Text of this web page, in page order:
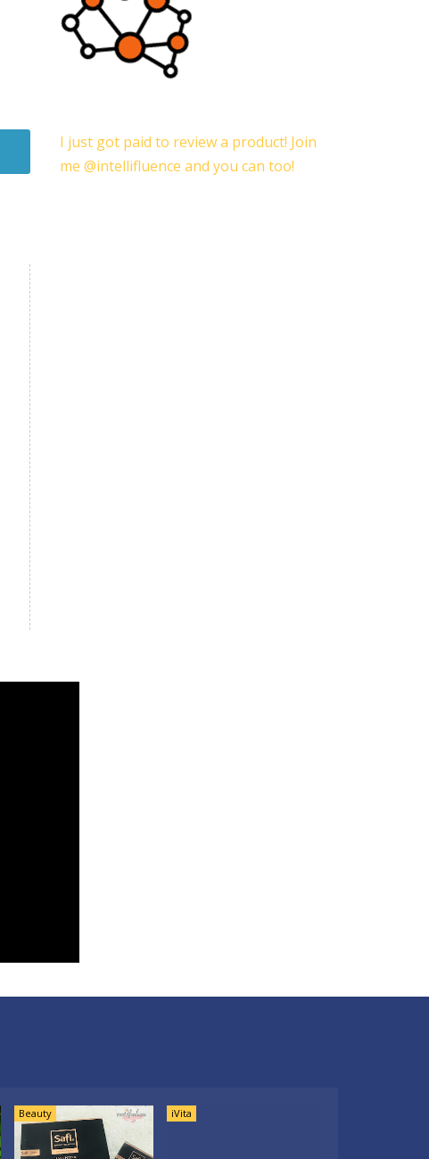
I just got paid to review a product! Join
me @intellifluence and you can too!
Beauty iVita